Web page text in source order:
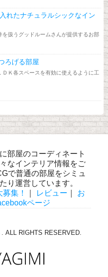
れたナチュラルシックなイン
を扱うグッドルームさんが提供するお部
ろげる部屋
ＤＫ各スペースを有効に使えるように工
部屋のコーディネート
なインテリア情報をご
で普通の部屋をシミュ
り運営しています。
集！ レビュー
お
ページ
. ALL RIGHTS RESERVED.